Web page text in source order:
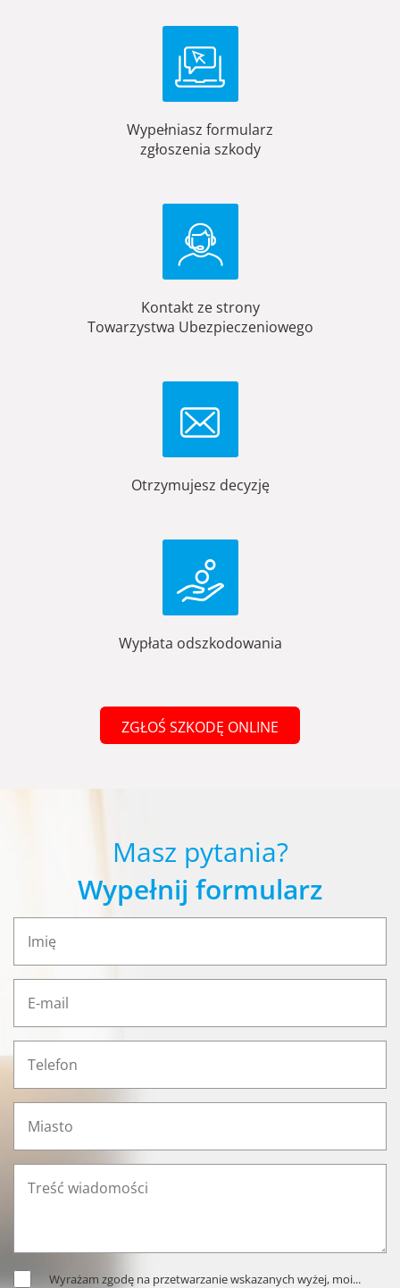
Wypełniasz formularz
zgłoszenia szkody
Kontakt ze strony
Towarzystwa Ubezpieczeniowego
Otrzymujesz decyzję
Wypłata odszkodowania
ZGŁOŚ SZKODĘ ONLINE
Masz pytania?
Wypełnij formularz
Wyrażam zgodę na przetwarzanie wskazanych wyżej, moi...